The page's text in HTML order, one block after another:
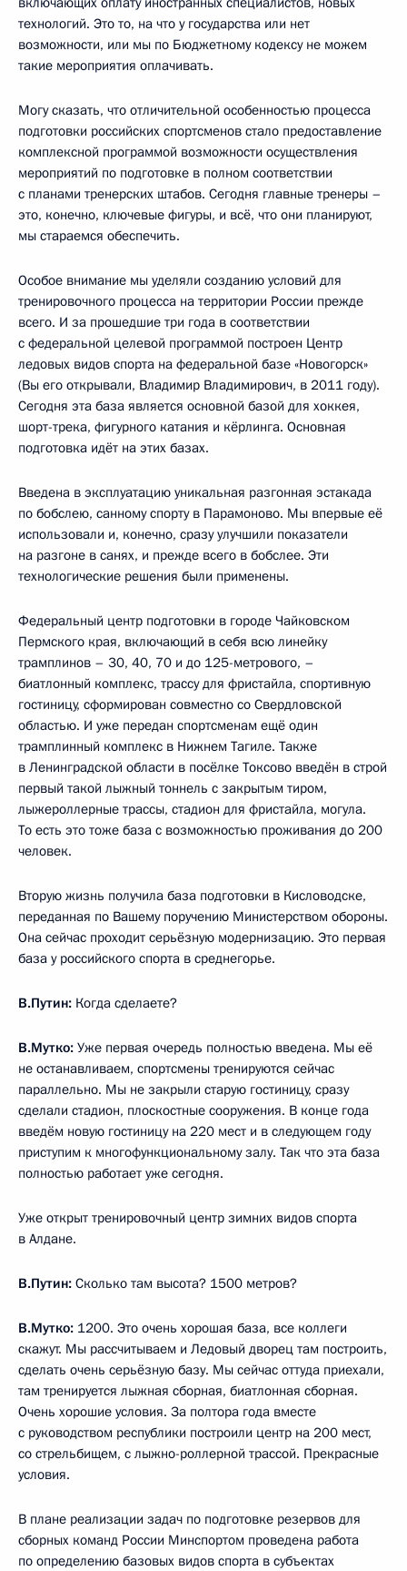
технологий. Это то, на что у государства или нет
возможности, или мы по Бюджетному кодексу не можем
такие мероприятия оплачивать.
Могу сказать, что отличительной особенностью процесса
подготовки российских спортсменов стало предоставление
комплексной программой возможности осуществления
мероприятий по подготовке в полном соответствии
с планами тренерских штабов. Сегодня главные тренеры –
это, конечно, ключевые фигуры, и всё, что они планируют,
мы стараемся обеспечить.
Особое внимание мы уделяли созданию условий для
тренировочного процесса на территории России прежде
всего. И за прошедшие три года в соответствии
с федеральной целевой программой построен Центр
ледовых видов спорта на федеральной базе «Новогорск»
(Вы его открывали, Владимир Владимирович, в 2011 году).
Сегодня эта база является основной базой для хоккея,
шорт-трека, фигурного катания и кёрлинга. Основная
подготовка идёт на этих базах.
Введена в эксплуатацию уникальная разгонная эстакада
по бобслею, санному спорту в Парамоново. Мы впервые её
использовали и, конечно, сразу улучшили показатели
на разгоне в санях, и прежде всего в бобслее. Эти
технологические решения были применены.
Федеральный центр подготовки в городе Чайковском
Пермского края, включающий в себя всю линейку
трамплинов – 30, 40, 70 и до 125-метрового, –
биатлонный комплекс, трассу для фристайла, спортивную
гостиницу, сформирован совместно со Свердловской
областью. И уже передан спортсменам ещё один
трамплинный комплекс в Нижнем Тагиле. Также
в Ленинградской области в посёлке Токсово введён в строй
первый такой лыжный тоннель с закрытым тиром,
лыжероллерные трассы, стадион для фристайла, могула.
То есть это тоже база с возможностью проживания до 200
человек.
Вторую жизнь получила база подготовки в Кисловодске,
переданная по Вашему поручению Министерством обороны.
Она сейчас проходит серьёзную модернизацию. Это первая
база у российского спорта в среднегорье.
В.Путин: Когда сделаете?
В.Мутко: Уже первая очередь полностью введена. Мы её
не останавливаем, спортсмены тренируются сейчас
параллельно. Мы не закрыли старую гостиницу, сразу
сделали стадион, плоскостные сооружения. В конце года
введём новую гостиницу на 220 мест и в следующем году
приступим к многофункциональному залу. Так что эта база
полностью работает уже сегодня.
Уже открыт тренировочный центр зимних видов спорта
в Алдане.
В.Путин: Сколько там высота? 1500 метров?
В.Мутко: 1200. Это очень хорошая база, все коллеги
скажут. Мы рассчитываем и Ледовый дворец там построить,
сделать очень серьёзную базу. Мы сейчас оттуда приехали,
там тренируется лыжная сборная, биатлонная сборная.
Очень хорошие условия. За полтора года вместе
с руководством республики построили центр на 200 мест,
со стрельбищем, с лыжно-роллерной трассой. Прекрасные
условия.
В плане реализации задач по подготовке резервов для
сборных команд России Минспортом проведена работа
по определению базовых видов спорта в субъектах